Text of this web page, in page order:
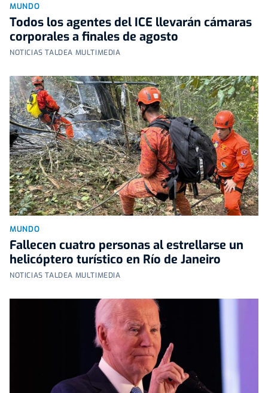
MUNDO
Todos los agentes del ICE llevarán cámaras
corporales a finales de agosto
NOTICIAS TALDEA MULTIMEDIA
MUNDO
Fallecen cuatro personas al estrellarse un
helicóptero turístico en Río de Janeiro
NOTICIAS TALDEA MULTIMEDIA